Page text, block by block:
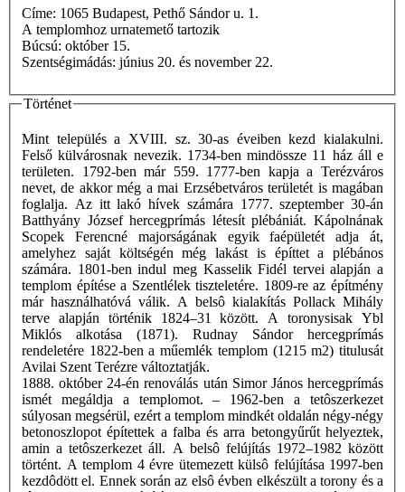
Címe: 1065 Budapest, Pethő Sándor u. 1.
A templomhoz urnatemető tartozik
Búcsú: október 15.
Szentségimádás: június 20. és november 22.
Történet
Mint település a XVIII. sz. 30-as éveiben kezd kialakulni.
Felső külvárosnak nevezik. 1734-ben mindössze 11 ház áll e
területen. 1792-ben már 559. 1777-ben kapja a Terézváros
nevet, de akkor még a mai Erzsébetváros területét is magában
foglalja. Az itt lakó hívek számára 1777. szeptember 30-án
Batthyány József hercegprímás létesít plébániát. Kápolnának
Scopek Ferencné majorságának egyik faépületét adja át,
amelyhez saját költségén még lakást is építtet a plébános
számára. 1801-ben indul meg Kasselik Fidél tervei alapján a
templom építése a Szentlélek tiszteletére. 1809-re az építmény
már használhatóvá válik. A belsô kialakítás Pollack Mihály
terve alapján történik 1824–31 között. A toronysisak Ybl
Miklós alkotása (1871). Rudnay Sándor hercegprímás
rendeletére 1822-ben a műemlék templom (1215 m2) titulusát
Avilai Szent Terézre változtatják.
1888. október 24-én renoválás után Simor János hercegprímás
ismét megáldja a templomot. – 1962-ben a tetôszerkezet
súlyosan megsérül, ezért a templom mindkét oldalán négy-négy
betonoszlopot építettek a falba és arra betongyűrűt helyeztek,
amin a tetôszerkezet áll. A belsô felújítás 1972–1982 között
történt. A templom 4 évre ütemezett külsô felújítása 1997-ben
kezdôdött el. Ennek során az elsô évben elkészült a torony és a